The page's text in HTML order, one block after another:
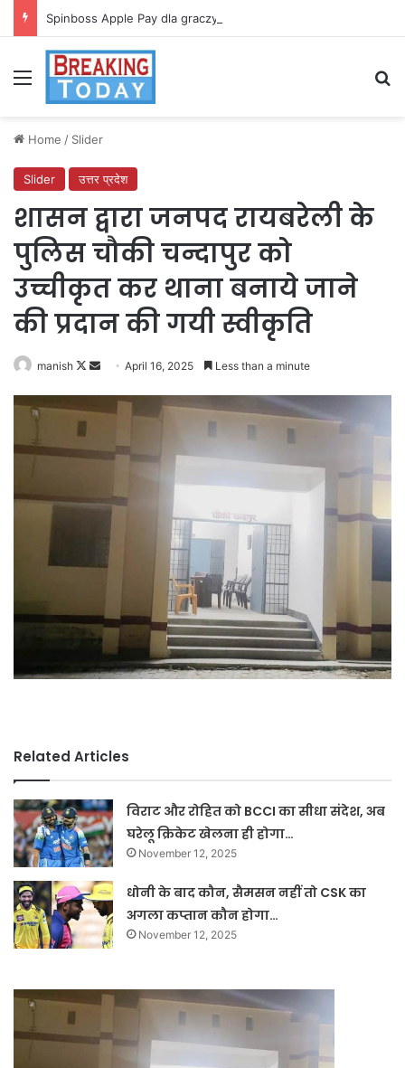
Spinboss Apple Pay dla graczy na iPhone
Menu
Home / Slider
Slider उत्तर प्रदेश
शासन द्वारा जनपद रायबरेली के
पुलिस चौकी चन्दापुर को
उच्चीकृत कर थाना बनाये जाने
की प्रदान की गयी स्वीकृति
manish
Follow
X
SendApril 16, 2025 Less than a minute
Related Articles
विराट और रोहित को BCCI का सीधा संदेश, अब
घरेलू क्रिकेट खेलना ही होगा…
November 12, 2025
धोनी के बाद कौन, सैमसन नहीं तो CSK का
अगला कप्तान कौन होगा…
November 12, 2025